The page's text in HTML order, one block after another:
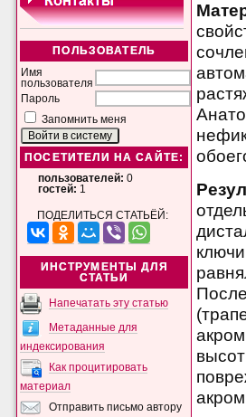
ПОЛЬЗОВАТЕЛЬ
Имя
пользователя
Пароль
Запомнить меня
ПОСЕТИТЕЛИ НА САЙТЕ:
пользователей: 0
гостей: 1
ПОДЕЛИТЬСЯ СТАТЬЁЙ:
ИНСТРУМЕНТЫ ДЛЯ
СТАТЬИ
Напечатать эту статью
Метаданные для
индексирования
Как процитировать
материал
Отправить письмо автору